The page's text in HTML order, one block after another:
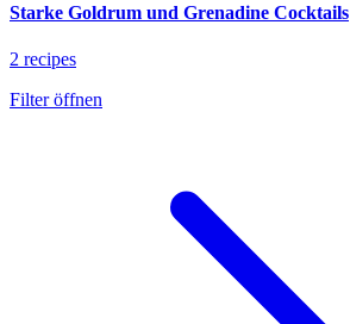
Starke Goldrum und Grenadine Cocktails
2 recipes
Filter öffnen